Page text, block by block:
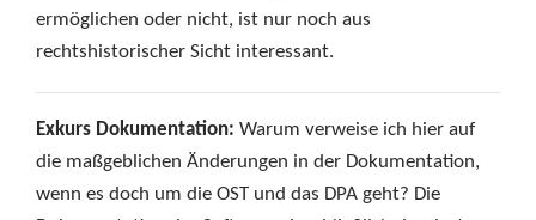
ermöglichen oder nicht, ist nur noch aus
rechtshistorischer Sicht interessant.
Exkurs Dokumentation: Warum verweise ich hier auf
die maßgeblichen Änderungen in der Dokumentation,
wenn es doch um die OST und das DPA geht? Die